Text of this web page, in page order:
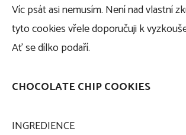
Víc psát asi nemusím. Není nad vlastní
tyto cookies vřele doporučuji k
Ať se dílko podaří.
CHOCOLATE CHIP COOKIES
INGREDIENCE